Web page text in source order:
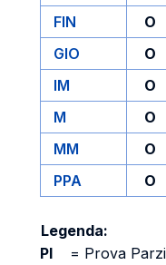
FIN
O
GIO
O
IM
O
M
O
MM
O
PPA
O
Legenda:
PI
= Prova